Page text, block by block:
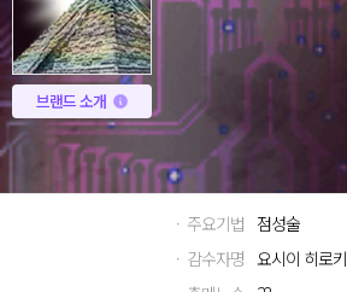
브랜드 소개
· 주요기법 점성술
· 감수자명 요시이 히로키